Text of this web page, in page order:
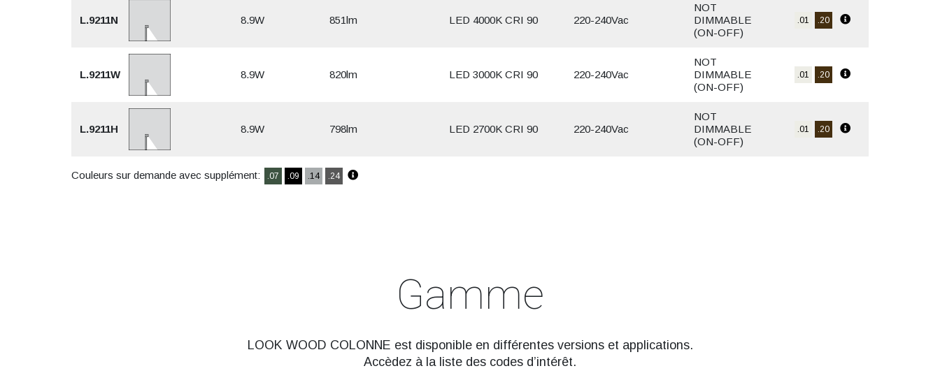
L.9211N 8.9W 851lm LED 4000K CRI 90 220-240Vac
NOT
DIMMABLE
(ON-OFF)
.01 .20
L.9211W 8.9W 820lm LED 3000K CRI 90 220-240Vac
NOT
DIMMABLE
(ON-OFF)
.01 .20
L.9211H 8.9W 798lm LED 2700K CRI 90 220-240Vac
NOT
DIMMABLE
(ON-OFF)
.01 .20
Couleurs sur demande avec supplément: .07 .09 .14 .24
Gamme
LOOK WOOD COLONNE est disponible en différentes versions et applications.
Accèdez à la liste des codes d’intérêt.